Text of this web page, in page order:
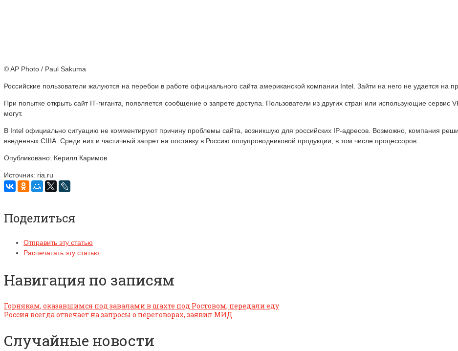
© AP Photo / Paul Sakuma
Российские пользователи жалуются на перебои в работе официального сайта американской компании Intel. Зайти на него не удается на
При попытке открыть сайт IT-гиганта, появляется сообщение о запрете доступа. Пользователи из других стран или использующие сервис
могут.
В Intel официально ситуацию не комментируют причину проблемы сайта, возникшую для российских IP-адресов. Возможно, компания
введенных США. Среди них и частичный запрет на поставку в Россию полупроводниковой продукции, в том числе процессоров.
Опубликовано: Керилл Каримов
Источник: ria.ru
Поделиться
Отправить эту статью
Распечатать эту статью
Навигация по записям
Горнякам, оказавшимся под завалами в шахте под Ростовом, передали еду
Россия всегда отвечает на запросы о переговорах, заявил МИД
Случайные новости